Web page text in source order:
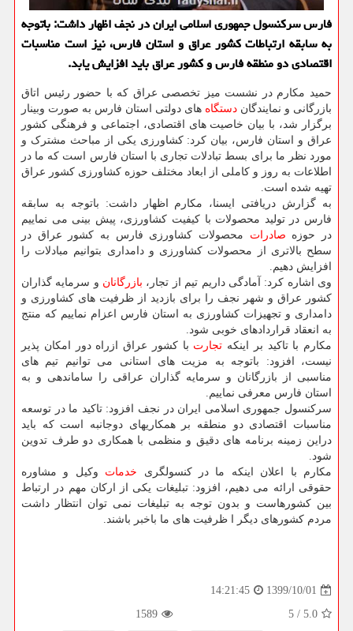
فارس سرکنسول جمهوری اسلامی ایران در نجف اظهار داشت: باتوجه
به سابقه ارتباطات کشور عراق و استان فارس، نیز است مناسبات
اقتصادی دو منطقه فارس و کشور عراق باید افزایش یابد.
حمید مکارم در نشست میز تخصصی عراق که با حضور رئیس اتاق
بازرگانی و نمایندگان دستگاه های دولتی استان فارس به صورت وبینار
برگزار شد، با بیان خاصیت های اقتصادی، اجتماعی و فرهنگی کشور
عراق و استان فارس، بیان کرد: کشاورزی یکی از مباحث مشترک و
مورد نظر ما برای بسط تبادلات تجاری با استان فارس است که ما در
اطلاعات به روز و کاملی از ابعاد مختلف حوزه کشاورزی کشور عراق
تهیه شده است.
به گزارش دریافتی ایسنا، مکارم اظهار داشت: باتوجه به سابقه
فارس در تولید محصولات با کیفیت کشاورزی، پیش بینی می نماییم
در حوزه صادرات محصولات کشاورزی فارس به کشور عراق در
سطح بالاتری از محصولات کشاورزی و دامداری بتوانیم مبادلات را
افزایش دهیم.
وی اشاره کرد: آمادگی داریم تیم از تجار، بازرگانان و سرمایه گذاران
کشور عراق و شهر نجف را برای بازدید از ظرفیت های کشاورزی و
دامداری و تجهیزات کشاورزی به استان فارس اعزام نماییم که منتج
به انعقاد قراردادهای خوبی شود.
مکارم با تاکید بر اینکه تجارت با کشور عراق ازراه دور امکان پذیر
نیست، افزود: باتوجه به مزیت های استانی می توانیم تیم های
مناسبی از بازرگانان و سرمایه گذاران عراقی را ساماندهی و به
استان فارس معرفی نماییم.
سرکنسول جمهوری اسلامی ایران در نجف افزود: تاکید ما در توسعه
مناسبات اقتصادی دو منطقه بر همکاریهای دوجانبه است که باید
دراین زمینه برنامه های دقیق و منظمی با همکاری دو طرف تدوین
شود.
مکارم با اعلان اینکه ما در کنسولگری خدمات وکیل و مشاوره
حقوقی ارائه می دهیم، افزود: تبلیغات یکی از ارکان مهم در ارتباط
بین کشورهاست و بدون توجه به تبلیغات نمی توان انتظار داشت
مردم کشورهای دیگر ا ظرفیت های ما باخبر باشند.
1399/10/01
14:21:45
5.0
/
5
1589